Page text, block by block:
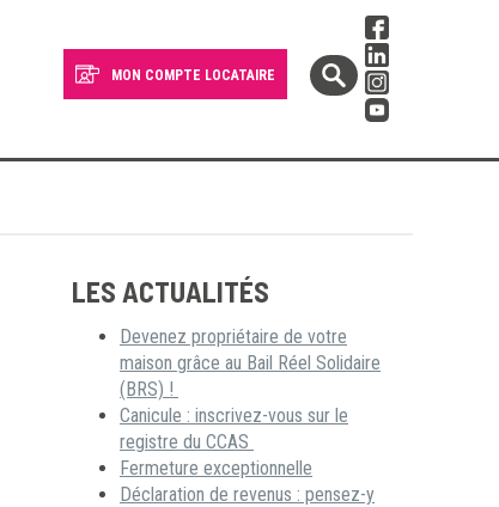
MON COMPTE LOCATAIRE
LES ACTUALITÉS
Devenez propriétaire de votre
maison grâce au Bail Réel Solidaire
(BRS) !
Canicule : inscrivez-vous sur le
registre du CCAS
Fermeture exceptionnelle
Déclaration de revenus : pensez-y